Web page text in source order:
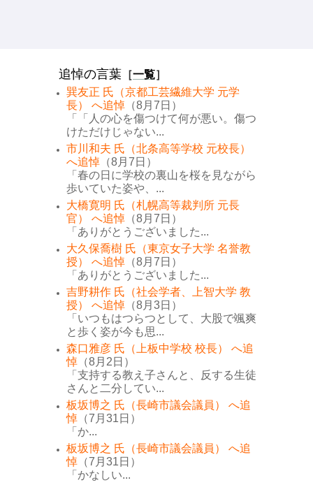
追悼の言葉 ［一覧］
巽友正 氏（京都工芸繊維大学 元学
長） へ追悼 （8月7日）
「「人の心を傷つけて何が悪い。傷つ
けただけじゃない...
市川和夫 氏（北条高等学校 元校長）
へ追悼 （8月7日）
「春の日に学校の裏山を桜を見ながら
歩いていた姿や、...
大橋寛明 氏（札幌高等裁判所 元長
官） へ追悼 （8月7日）
「ありがとうございました...
大久保喬樹 氏（東京女子大学 名誉教
授） へ追悼 （8月7日）
「ありがとうございました...
吉野耕作 氏（社会学者、上智大学 教
授） へ追悼 （8月3日）
「いつもはつらつとして、大股で颯爽
と歩く姿が今も思...
森口雅彦 氏（上板中学校 校長） へ追
悼 （8月2日）
「支持する教え子さんと、反する生徒
さんと二分してい...
板坂博之 氏（長崎市議会議員） へ追
悼 （7月31日）
「か...
板坂博之 氏（長崎市議会議員） へ追
悼 （7月31日）
「かなしい...